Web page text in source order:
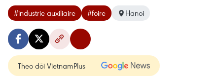
#industrie auxiliaire #foire Hanoi
Theo dõi VietnamPlus